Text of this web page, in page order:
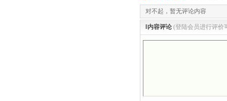
对不起，暂无评论内容
‖内容评论 (登陆会员进行评价